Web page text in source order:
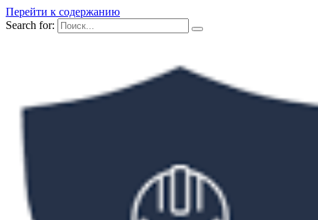
Перейти к содержанию
Search for: